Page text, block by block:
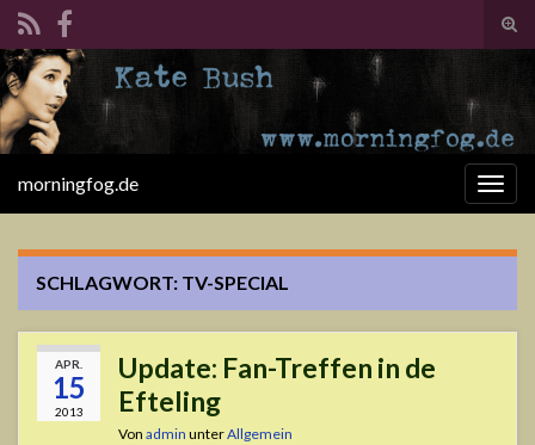
Search for:
morningfog.de
SCHLAGWORT: TV-SPECIAL
APR.
15
2013
Update: Fan-Treffen in de
Efteling
Von admin unterAllgemein